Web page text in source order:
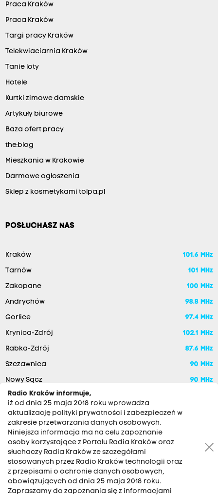
Praca Kraków
Praca Kraków
Targi pracy Kraków
Telekwiaciarnia Kraków
Tanie loty
Hotele
Kurtki zimowe damskie
Artykuły biurowe
Baza ofert pracy
the:blog
Mieszkania w Krakowie
Darmowe ogłoszenia
Sklep z kosmetykami tolpa.pl
POSŁUCHASZ NAS
Kraków 101.6 MHz
Tarnów 101 MHz
Zakopane 100 MHz
Andrychów 98.8 MHz
Gorlice 97.4 MHz
Krynica-Zdrój 102.1 MHz
Rabka-Zdrój 87.6 MHz
Szczawnica 90 MHz
Nowy Sącz 90 MHz
RADIO KRAKÓW SA. Aleja Juliusza Słowackiego 22, 30-007
Kraków
Antena: 12 200 33 33
Radio Kraków informuje,
iż od dnia 25 maja 2018 roku wprowadza
aktualizację polityki prywatności i zabezpieczeń w
zakresie przetwarzania danych osobowych.
Niniejsza informacja ma na celu zapoznanie
osoby korzystające z Portalu Radia Kraków oraz
słuchaczy Radia Kraków ze szczegółami
stosowanych przez Radio Kraków technologii oraz
z przepisami o ochronie danych osobowych,
obowiązujących od dnia 25 maja 2018 roku.
Zapraszamy do zapoznania się z informacjami